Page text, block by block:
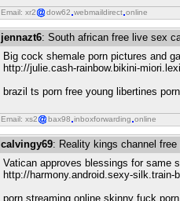
Email: xr2 dow62 webmaildirect online
jennazt6: South african free live sex
Big cock shemale porn pictures and
http://julie.cash-rainbow.bikini-
brazil ts porn free young libertines
Email: xs2 bax98 inboxforwarding online
calvingy69: Reality kings channel
Vatican approves blessings for same
http://harmony.android.sexy-silk.train-
porn streaming online skinny fuck